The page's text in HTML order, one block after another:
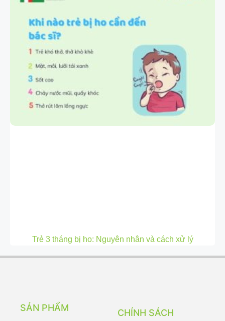
Trẻ 3 tháng bị ho: Nguyên nhân và cách xử lý
SẢN PHẨM CHÍNH SÁCH